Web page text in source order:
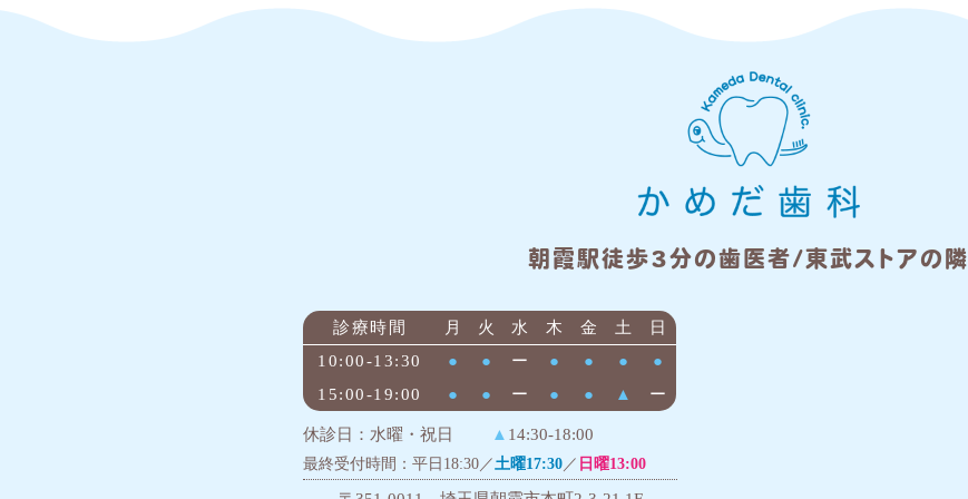
朝霞駅徒歩3分の歯医者/東武ストアの隣
診療時間 月 火 水 木 金 土
日
10:00-13:30
● ● ー ● ● ●
●
15:00-19:00
● ● ー ● ● ▲ ー
休診日：水曜・祝日 ▲ 14:30-18:00
最終受付時間：平日18:30／土曜17:30／ 日曜13:00